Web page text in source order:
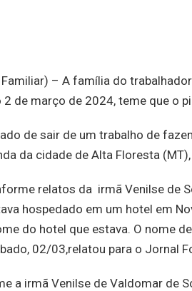
– A família do
2 de março de 2024, teme que o
de sair de um trabalho de
da cidade de Alta Floresta
relatos da irmã Venilse de
hospedado em um hotel em
do hotel que estava. O nome
02/03,relatou para o Jornal
a irmã Venilse de Valdomar de